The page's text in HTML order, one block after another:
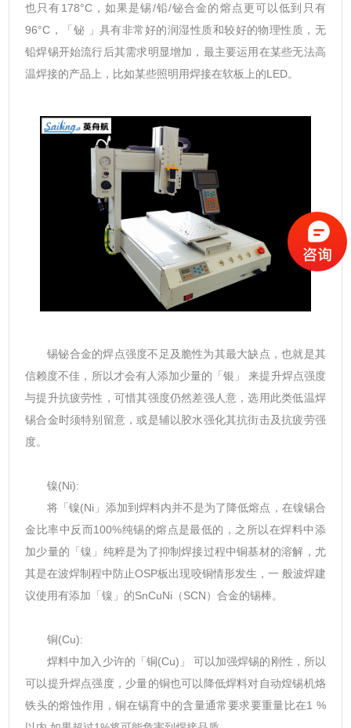
也只有178°C，如果是锡/铅/铋合金的熔点更可以低到只有
96°C，「铋 」具有非常好的润湿性质和较好的物理性质，无
铅焊锡开始流行后其需求明显增加，最主要运用在某些无法高
温焊接的产品上，比如某些照明用焊接在软板上的LED。
锡铋合金的焊点强度不足及脆性为其最大缺点，也就是其
信赖度不佳，所以才会有人添加少量的「银」 来提升焊点强度
与提升抗疲劳性，可惜其强度仍然差强人意，选用此类低温焊
锡合金时须特别留意，或是辅以胶水强化其抗街击及抗疲劳强
度。
镍(Ni):
将「镍(Ni」添加到焊料内并不是为了降低熔点，在镍锡合
金比率中反而100%纯锡的熔点是最低的，之所以在焊料中添
加少量的「镍」纯粹是为了抑制焊接过程中铜基材的溶解，尤
其是在波焊制程中防止OSP板出现咬铜情形发生，一 般波焊建
议使用有添加「镍」的SnCuNi（SCN）合金的锡棒。
铜(Cu):
焊料中加入少许的「铜(Cu)」 可以加强焊锡的刚性，所以
可以提升焊点强度，少量的铜也可以降低焊料对自动煌锡机烙
铁头的熔蚀作用，铜在锡育中的含量通常要求要重量比在1 %